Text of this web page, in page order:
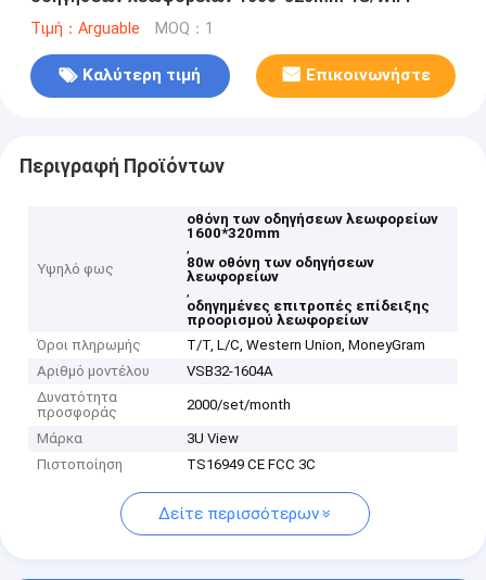
Τιμή：Arguable MOQ：1
Καλύτερη τιμή Επικοινωνήστε
Περιγραφή Προϊόντων
Υψηλό φως
οθόνη των οδηγήσεων λεωφορείων
1600*320mm
,
80w οθόνη των οδηγήσεων
λεωφορείων
,
οδηγημένες επιτροπές επίδειξης
προορισμού λεωφορείων
Όροι πληρωμής
T/T, L/C, Western Union, MoneyGram
Αριθμό μοντέλου
VSB32-1604A
Δυνατότητα
προσφοράς
2000/set/month
Μάρκα
3U View
Πιστοποίηση
TS16949 CE FCC 3C
Δείτε περισσότερων